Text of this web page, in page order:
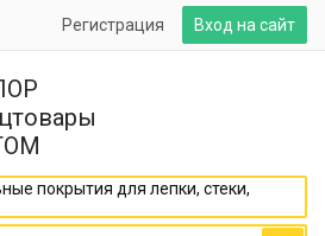
Вход на сайт
Регистрация
покрытия для лепки, стеки,